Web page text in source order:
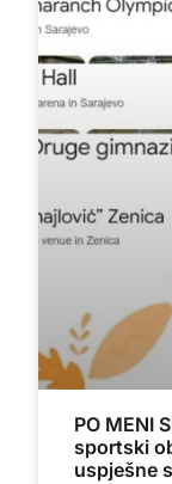
PO MENI
sportski
uspješne